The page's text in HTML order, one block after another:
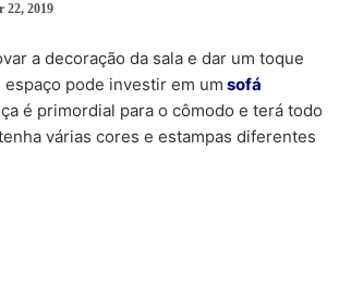
22, 2019
a decoração da sala e dar um toque
pode investir em um sofá
é primordial para o cômodo e terá todo
várias cores e estampas diferentes